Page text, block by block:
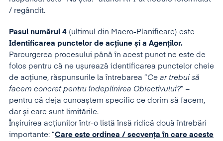
/ regândit.
Pasul numărul 4 (ultimul din Macro-Planificare) este
Identificarea punctelor de acțiune și a Agenților.
Parcurgerea procesului până în acest punct ne este de
folos pentru că ne ușurează identificarea punctelor cheie
de acțiune, răspunsurile la întrebarea “Ce ar trebui să
facem concret pentru îndeplinirea Obiectivului?” –
pentru că deja cunoaștem specific ce dorim să facem,
dar și care sunt limitările.
Înșiruirea acțiunilor într-o listă însă ridică două întrebări
importante: “Care este ordinea / secvența în care aceste